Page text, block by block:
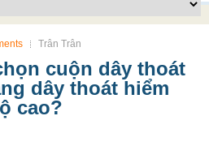
Trân Trân
cuộn dây thoát
dây thoát hiểm
cao?